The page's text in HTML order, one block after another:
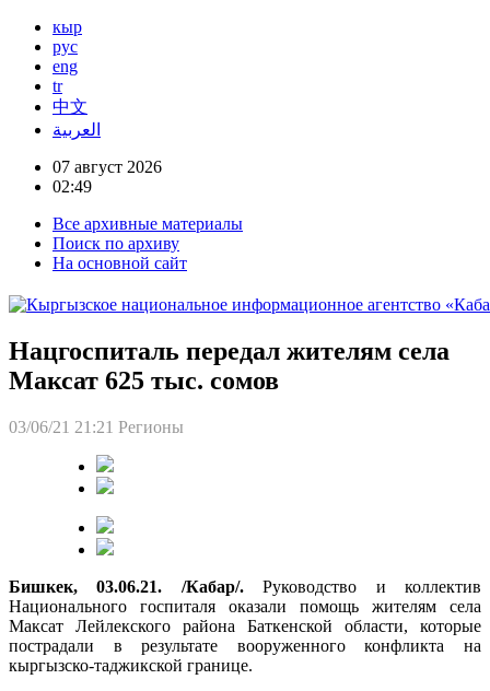
кыр
рус
eng
tr
中文
العربية
07 август 2026
02:49
Все архивные материалы
Поиск по архиву
На основной сайт
Нацгоспиталь передал жителям села
Максат 625 тыс. сомов
03/06/21 21:21 Регионы
Бишкек, 03.06.21. /Кабар/.Руководство и коллектив
Национального госпиталя оказали помощь жителям села
Максат Лейлекского района Баткенской области, которые
пострадали в результате вооруженного конфликта на
кыргызско-таджикской границе.